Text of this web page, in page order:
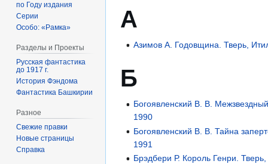
А
Азимов А. Годовщина. Тверь,
Б
Богоявленский В. В.
1990
Богоявленский В. В. Тайна
1991
Брэдбери Р. Король Генри.
по Году издания
Серии
Особо: «Рамка»
Разделы и Проекты
Русская фантастика
до 1917 г.
История Фэндома
Фантастика Башкирии
Разное
Свежие правки
Новые страницы
Справка